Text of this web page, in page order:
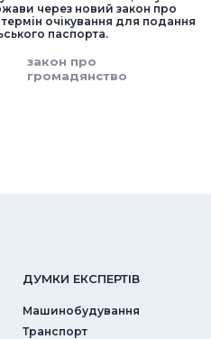
через новий закон про
очікування для подання
паспорта.
закон про
громадянство
ДУМКИ ЕКСПЕРТIВ
Машинобудування
Транспорт